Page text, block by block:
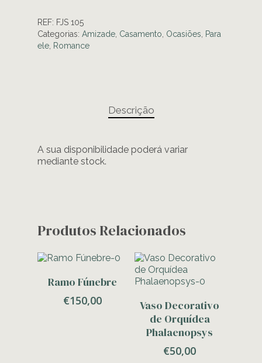
REF: FJS 105
Categorias: Amizade Casamento Ocasiões
Para
ele Romance
Descrição
A sua disponibilidade poderá variar
mediante stock.
Produtos Relacionados
Adicionar
Ramo Fúnebre
€150,00
Vaso Decorativo
de Orquídea
Phalaenopsys
€50,00